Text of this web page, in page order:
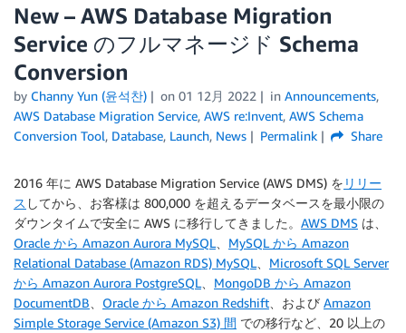
カテゴリ
エディション
New – AWS Database Migration
Service のフルマネージド Schema
Conversion
by Channy Yun (윤석찬) on 01 12月 2022 in Announcements,
AWS Database Migration Service, AWS re:Invent, AWS Schema
Conversion Tool, Database, Launch, News Permalink Share
2016 年に AWS Database Migration Service (AWS DMS) を リリー
ス してから、お客様は 800,000 を超えるデータベースを最小限の
ダウンタイムで安全に AWS に移行してきました。 AWS DMS は、
Oracle から Amazon Aurora MySQL
MySQL から Amazon
Relational Database (Amazon RDS) MySQL
Microsoft SQL Server
から Amazon Aurora PostgreSQL
MongoDB から Amazon
DocumentDB
Oracle から Amazon Redshift 、および Amazon
Simple Storage Service (Amazon S3) 間 での移行など、20 以上の